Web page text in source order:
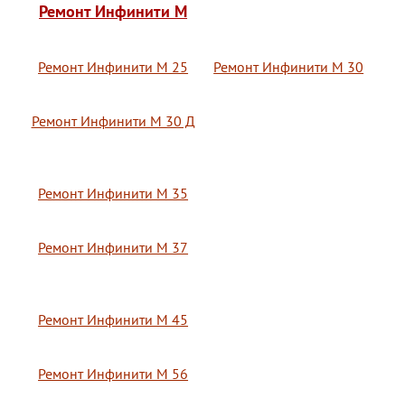
Ремонт Инфинити M
Ремонт Инфинити М 25 Ремонт Инфинити М 30
Ремонт Инфинити М 30 Д
Ремонт Инфинити М 35
Ремонт Инфинити М 37
Ремонт Инфинити М 45
Ремонт Инфинити М 56